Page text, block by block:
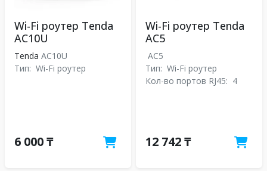
Wi-Fi роутер Tenda
AC10U
Tenda AC10U
Тип: Wi-Fi роутер
6 000 ₸
Wi-Fi роутер Tenda
AC5
AC5
Тип: Wi-Fi роутер
Кол-во портов RJ45: 4
12 742 ₸